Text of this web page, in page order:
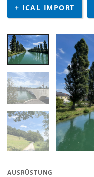
+ ICAL IMPORT
AUSRÜSTUNG